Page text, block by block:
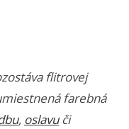
flitrovej
farebná
, oslavuči